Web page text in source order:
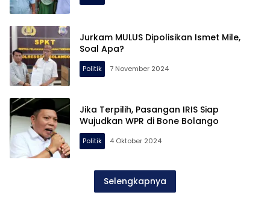
Jurkam MULUS Dipolisikan Ismet Mile,
Soal Apa?
Politik 7 November 2024
Jika Terpilih, Pasangan IRIS Siap
Wujudkan WPR di Bone Bolango
Politik 4 Oktober 2024
Selengkapnya